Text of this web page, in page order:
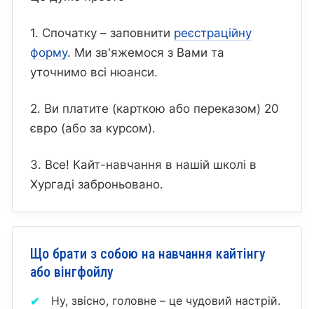
1. Спочатку – заповнити реєстраційну
форму. Ми зв'яжемося з Вами та
уточнимо всі нюанси.
2. Ви платите (карткою або переказом) 20
євро (або за курсом).
3. Все! Кайт-навчання в нашій школі в
Хургаді заброньовано.
Що брати з собою на навчання кайтінгу
або вінгфойлу
Ну, звісно, головне – це чудовий настрій.